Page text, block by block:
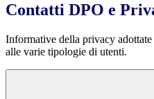
Contatti DPO e
Informative della privacy
alle varie tipologie di utenti.